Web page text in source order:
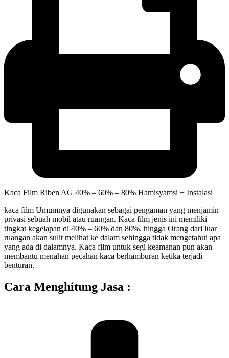
Kaca Film Riben AG 40% – 60% – 80% Hamisyamsi + Instalasi
kaca film Umumnya digunakan sebagai pengaman yang menjamin
privasi sebuah mobil atau ruangan. Kaca film jenis ini memiliki
tingkat kegelapan di 40% – 60% dan 80%. hingga Orang dari luar
ruangan akan sulit melihat ke dalam sehingga tidak mengetahui apa
yang ada di dalamnya. Kaca film untuk segi keamanan pun akan
membantu menahan pecahan kaca berhamburan ketika terjadi
benturan.
Cara Menghitung Jasa :